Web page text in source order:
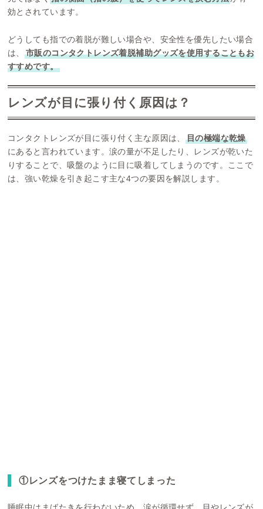
効とされています。
どうしても指での着脱が難しい場合や、安全性を優先したい場合
は、
市販のコンタクトレンズ着脱補助グッズを使用することもお
すすめです。
レンズが目に張り付く原因は？
コンタクトレンズが目に張り付く主な原因は、
目の極端な乾燥
にあると言われています。涙の量が不足したり、レンズが乾いた
りすることで、吸盤のように目に吸着してしまうのです。ここで
は、強い乾燥を引き起こす主な4つの要因を解説します。
①レンズをつけたまま寝てしまった
睡眠中はまばたきを行わないため、涙が循環せず、目やレンズが